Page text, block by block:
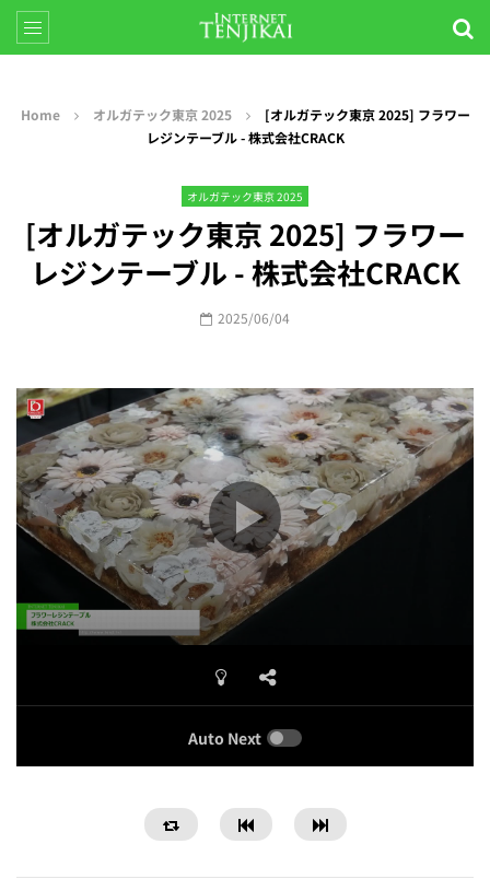
Home オルガテック東京 2025
[オルガテック東京 2025] フラワー
レジンテーブル - 株式会社CRACK
オルガテック東京 2025
[オルガテック東京 2025] フラワー
レジンテーブル - 株式会社CRACK
2025/06/04
Auto Next